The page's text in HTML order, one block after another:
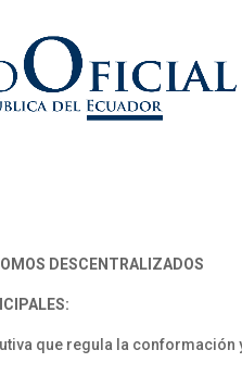
DESCENTRALIZADOS
que regula la